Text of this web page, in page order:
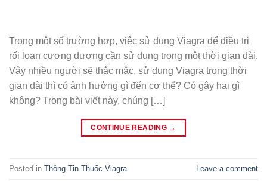
Trong một số trường hợp, việc sử dụng Viagra để điều trị
rối loạn cương dương cần sử dụng trong một thời gian dài.
Vậy nhiều người sẽ thắc mắc, sử dụng Viagra trong thời
gian dài thì có ảnh hưởng gì đến cơ thể? Có gây hại gì
không? Trong bài viết này, chúng […]
CONTINUE READING →
Posted in Thông Tin Thuốc Viagra Leave a comment